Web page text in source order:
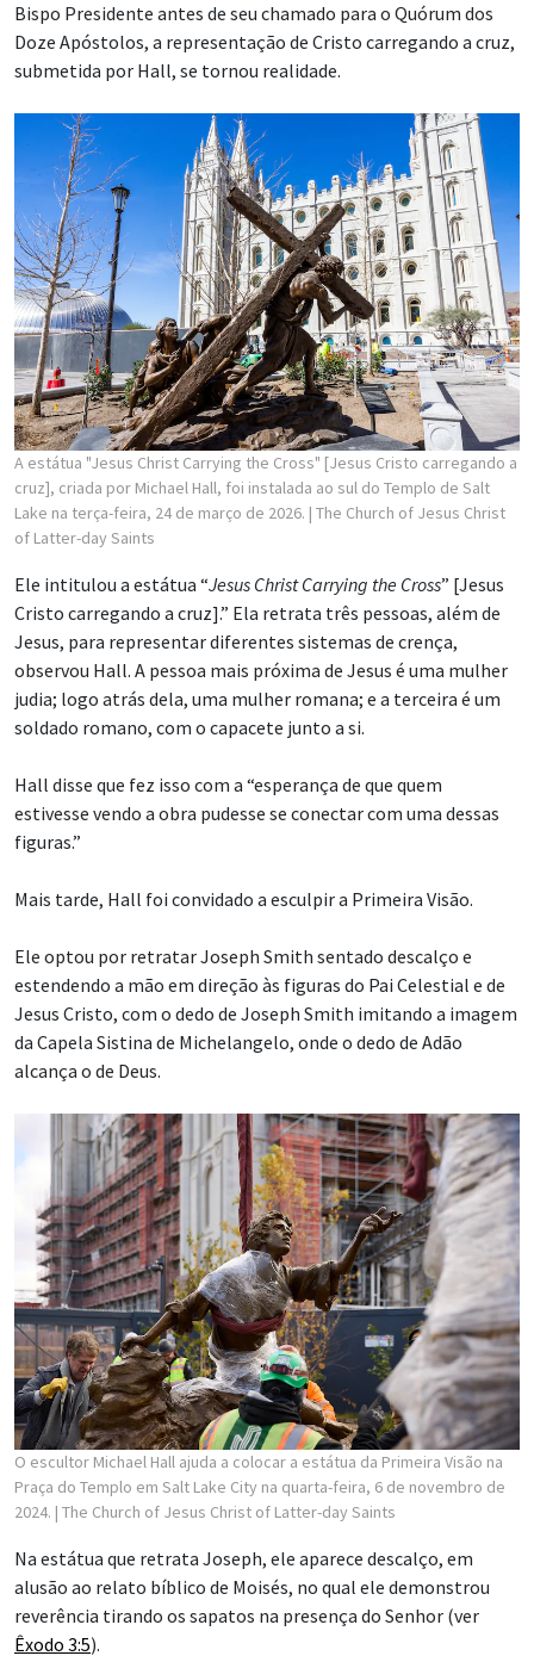
Bispo Presidente antes de seu chamado para o Quórum dos
Doze Apóstolos, a representação de Cristo carregando a cruz,
submetida por Hall, se tornou realidade.
A estátua "Jesus Christ Carrying the Cross" [Jesus Cristo carregando a
cruz], criada por Michael Hall, foi instalada ao sul do Templo de Salt
Lake na terça-feira, 24 de março de 2026. | The Church of Jesus Christ
of Latter-day Saints
Ele intitulou a estátua “Jesus Christ Carrying the Cross” [Jesus
Cristo carregando a cruz].” Ela retrata três pessoas, além de
Jesus, para representar diferentes sistemas de crença,
observou Hall. A pessoa mais próxima de Jesus é uma mulher
judia; logo atrás dela, uma mulher romana; e a terceira é um
soldado romano, com o capacete junto a si.
Hall disse que fez isso com a “esperança de que quem
estivesse vendo a obra pudesse se conectar com uma dessas
figuras.”
Mais tarde, Hall foi convidado a esculpir a Primeira Visão.
Ele optou por retratar Joseph Smith sentado descalço e
estendendo a mão em direção às figuras do Pai Celestial e de
Jesus Cristo, com o dedo de Joseph Smith imitando a imagem
da Capela Sistina de Michelangelo, onde o dedo de Adão
alcança o de Deus.
O escultor Michael Hall ajuda a colocar a estátua da Primeira Visão na
Praça do Templo em Salt Lake City na quarta-feira, 6 de novembro de
2024. | The Church of Jesus Christ of Latter-day Saints
Na estátua que retrata Joseph, ele aparece descalço, em
alusão ao relato bíblico de Moisés, no qual ele demonstrou
reverência tirando os sapatos na presença do Senhor (ver
Êxodo 3:5).